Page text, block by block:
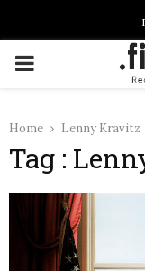
PRIMARY
Home Lenny Kravitz
Tag :